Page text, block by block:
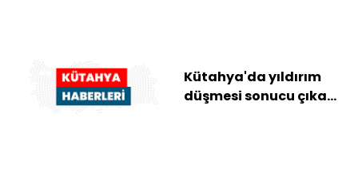
Kütahya'da yıldırım
düşmesi sonucu çıkan